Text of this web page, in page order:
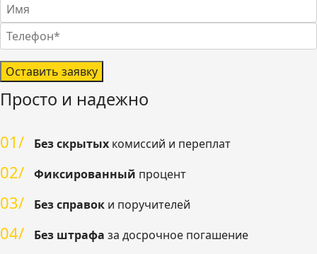
Оставить заявку
Просто и надежно
01/ Без скрытых комиссий и переплат
02/ Фиксированный процент
03/ Без справок и поручителей
04/ Без штрафа за досрочное погашение